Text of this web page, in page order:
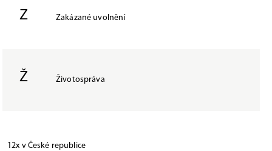
Z Zakázané uvolnění
Ž Životospráva
12x v České republice